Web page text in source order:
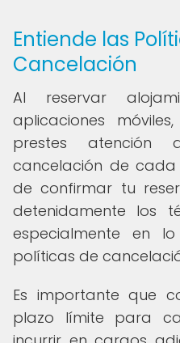
Entiende las
Cancelación
Al reservar
aplicaciones
prestes
cancelación de cada
de confirmar tu
detenidamente los
especialmente en
políticas de
Es importante que
plazo límite para